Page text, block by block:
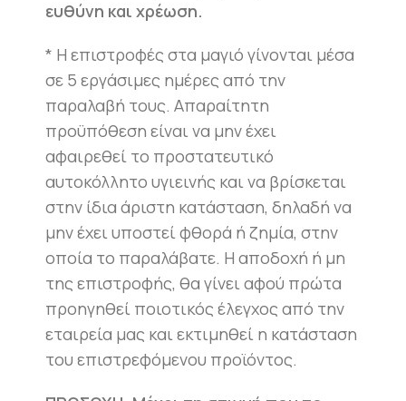
ευθύνη και χρέωση.
* Η επιστροφές στα μαγιό γίνονται μέσα
σε 5 εργάσιμες ημέρες από την
παραλαβή τους. Απαραίτητη
προϋπόθεση είναι να μην έχει
αφαιρεθεί το προστατευτικό
αυτοκόλλητο υγιεινής και να βρίσκεται
στην ίδια άριστη κατάσταση, δηλαδή να
μην έχει υποστεί φθορά ή ζημία, στην
οποία το παραλάβατε. Η αποδοχή ή μη
της επιστροφής, θα γίνει αφού πρώτα
προηγηθεί ποιοτικός έλεγχος από την
εταιρεία μας και εκτιμηθεί η κατάσταση
του επιστρεφόμενου προϊόντος.